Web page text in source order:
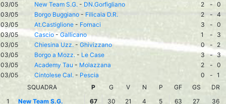
03/05
New Team S.G. - DN.Gorfigliano 2 - 0
03/05
Borgo Buggiano - Filicaia D.R. 2 - 4
03/05
At.Castiglione - Fornaci 3 - 0
03/05
Cascio - Gallicano 1 -
3
03/05
Chiesina Uzz. - Ghivizzano 0 -
2
03/05
Borgo a Mozz. - Le Case 3 - 3
03/05
Academy Tau - Molazzana 2 - 0
03/05
Cintolese Cal. - Pescia 0 - 1
SQUADRA
P G V N P GF GS
DR
1
New Team S.G. 67 30 21 4 5 63 27
36